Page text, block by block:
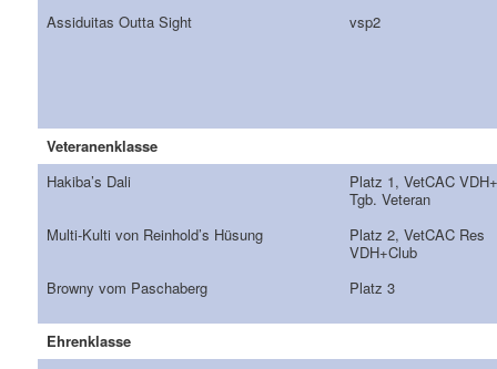
Assiduitas Outta Sight
vsp2
Veteranenklasse
Hakiba’s Dali
Platz 1, VetCAC
Tgb. Veteran
Multi-Kulti von Reinhold’s Hüsung
Platz 2, VetCAC Res
VDH+Club
Browny vom Paschaberg
Platz 3
Ehrenklasse